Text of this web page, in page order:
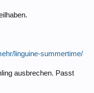
linguine-summertime/
ausbrechen. Passt